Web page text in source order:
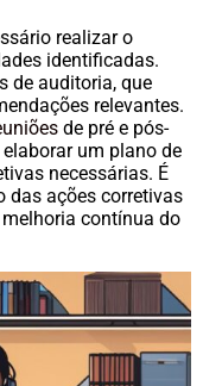
realizar o
identificadas.
de auditoria, que
relevantes.
de pré e pós-
um plano de
necessárias. É
das ações corretivas
contínua do